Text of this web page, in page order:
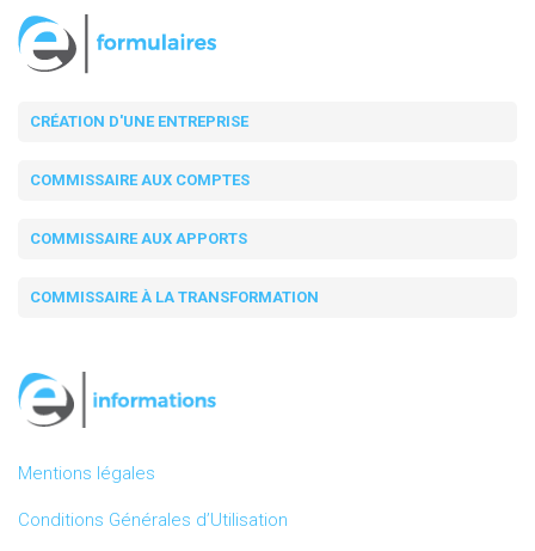
CRÉATION D'UNE ENTREPRISE
COMMISSAIRE AUX COMPTES
COMMISSAIRE AUX APPORTS
COMMISSAIRE À LA TRANSFORMATION
Mentions légales
Conditions Générales d’Utilisation